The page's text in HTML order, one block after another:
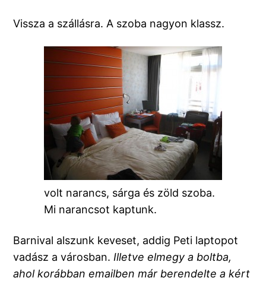
Vissza a szállásra. A szoba nagyon klassz.
volt narancs, sárga és zöld szoba.
Mi narancsot kaptunk.
Barnival alszunk keveset, addig Peti laptopot
vadász a városban.Illetve elmegy a boltba,
ahol korábban emailben már berendelte a kért